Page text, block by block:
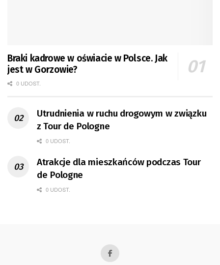
Braki kadrowe w oświacie w Polsce. Jak
jest w Gorzowie?
0 UDOST.
Utrudnienia w ruchu drogowym w związku
z Tour de Pologne
0 UDOST.
Atrakcje dla mieszkańców podczas Tour
de Pologne
0 UDOST.